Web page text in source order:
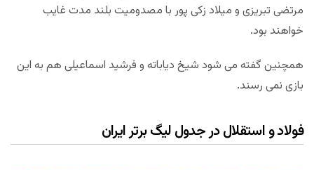
مرتضی تبریزی و میلاد زکی پور با مصدومیت بلند مدت غایب
خواهند بود.
همچنین گفته می شود شیخ دیاباته و فرشید اسماعیلی هم به این
بازی نمی رسند.
فولاد و استقلال در جدول لیگ برتر ایران